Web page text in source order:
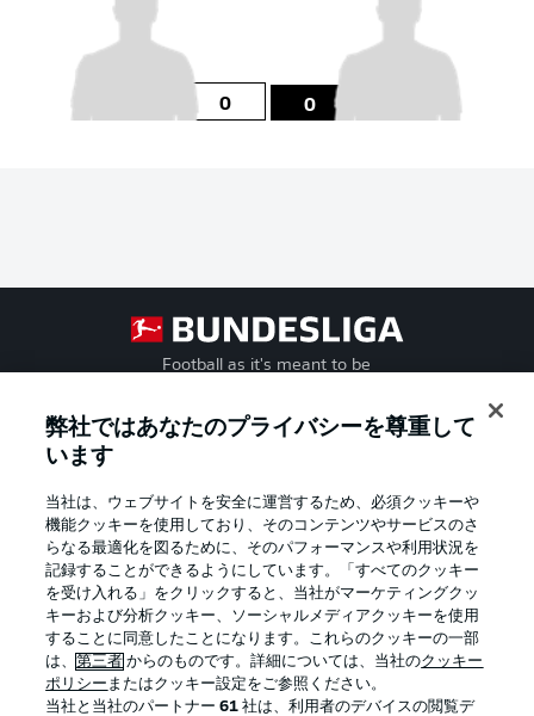
0 0
Football as it's meant to be
Official Partners
弊社ではあなたのプライバシーを尊重して
います
当社は、ウェブサイトを安全に運営するため、必須クッキーや
機能クッキーを使用しており、そのコンテンツやサービスのさ
らなる最適化を図るために、そのパフォーマンスや利用状況を
記録することができるようにしています。「すべてのクッキー
を受け入れる」をクリックすると、当社がマーケティングクッ
キーおよび分析クッキー、ソーシャルメディアクッキーを使用
することに同意したことになります。これらのクッキーの一部
は、第三者 からのものです。詳細については、当社のクッキー
ポリシー またはクッキー設定をご参照ください。
当社と当社のパートナー61 社は、利用者のデバイスの閲覧デ